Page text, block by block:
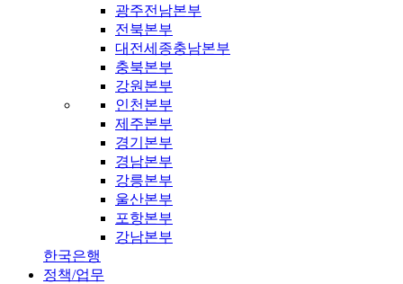
광주전남본부
전북본부
대전세종충남본부
충북본부
강원본부
인천본부
제주본부
경기본부
경남본부
강릉본부
울산본부
포항본부
강남본부
한국은행
정책/업무